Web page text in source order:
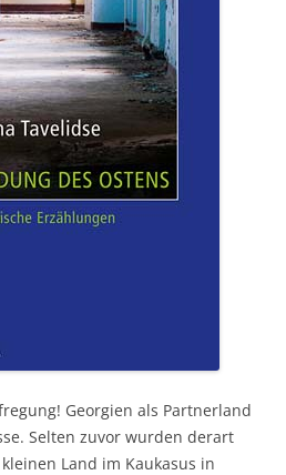
Georgien als Partnerland
Selten zuvor wurden derart
Land im Kaukasus in